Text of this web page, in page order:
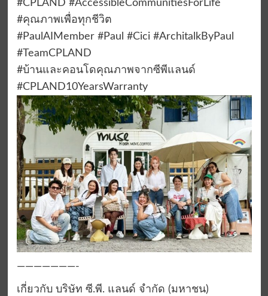
#CPLAND #AccessibleCommunitiesForLife
#คุณภาพเพื่อทุกชีวิต
#PaulAIMember #Paul #Cici #ArchitalkByPaul
#TeamCPLAND
#บ้านและคอนโดคุณภาพจากซีพีแลนด์
#CPLAND10YearsWarranty
———————-
เกี่ยวกับ บริษัท ซี.พี. แลนด์ จำกัด (มหาชน)